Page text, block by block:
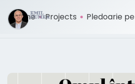
Home Projects Pledoarie